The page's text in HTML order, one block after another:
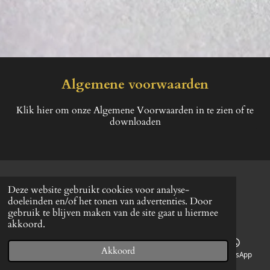
Deze website gebruikt cookies voor analyse-
doeleinden en/of het tonen van advertenties. Door
gebruik te blijven maken van de site gaat u hiermee
akkoord.
Akkoord
Algemene voorwaarden
Klik hier om onze Algemene Voorwaarden in te zien of te
downloaden
© 2021 - 2026 Smart-robot.be
Powered byJouwWeb
Telefoonnummer WhatsApp